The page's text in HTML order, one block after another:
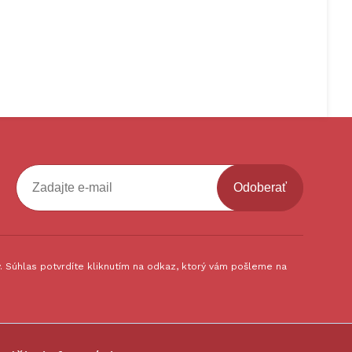
Odoberať
potvrdíte kliknutím na odkaz, ktorý vám pošleme na